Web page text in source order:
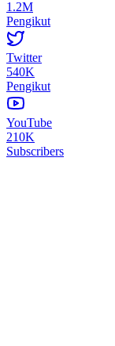
1.2M
Pengikut
Twitter
540K
Pengikut
YouTube
210K
Subscribers